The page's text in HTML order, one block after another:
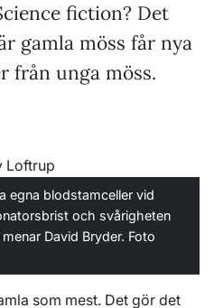
fiction? Det
gamla möss får nya
från unga möss.
egna blodstamceller vid
och svårigheten
David Bryder. Foto
som mest. Det gör det